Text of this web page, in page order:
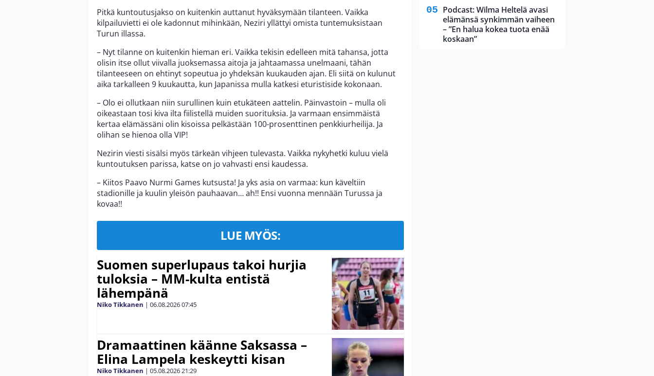
Pitkä kuntoutusjakso on kuitenkin auttanut hyväksymään tilanteen. Vaikka
kilpailuvietti ei ole kadonnut mihinkään, Neziri yllättyi omista tuntemuksistaan
Turun illassa.
– Nyt tilanne on kuitenkin hieman eri. Vaikka tekisin edelleen mitä tahansa, jotta
olisin itse ollut viivalla juoksemassa aitoja ja jahtaamassa unelmaani, tähän
tilanteeseen on ehtinyt sopeutua jo yhdeksän kuukauden ajan. Eli siitä on kulunut
aika tarkalleen 9 kuukautta, kun Japanissa mulla katkesi eturistiside kokonaan.
– Olo ei ollutkaan niin surullinen kuin etukäteen aattelin. Päinvastoin – mulla oli
oikeastaan tosi kiva ilta fiilistellä muiden suorituksia. Ja varmaan ensimmäistä
kertaa elämässäni olin kisoissa pelkästään 100-prosenttinen penkkiurheilija. Ja
olihan se hienoa olla VIP!
Nezirin viesti sisälsi myös tärkeän vihjeen tulevasta. Vaikka nykyhetki kuluu vielä
kuntoutuksen parissa, katse on jo vahvasti ensi kaudessa.
– Kiitos Paavo Nurmi Games kutsusta! Ja yks asia on varmaa: kun käveltiin
stadionille ja kuulin yleisön pauhaavan… ah!! Ensi vuonna mennään Turussa ja
kovaa!!
LUE MYÖS:
Suomen superlupaus takoi hurjia
tuloksia – MM-kulta entistä
lähempänä
Niko Tikkanen | 06.08.202607:45
Dramaattinen käänne Saksassa –
Elina Lampela keskeytti kisan
Niko Tikkanen | 05.08.202621:29
Podcast: Wilma Heltelä avasi
elämänsä synkimmän vaiheen
– ”En halua kokea tuota enää
koskaan”